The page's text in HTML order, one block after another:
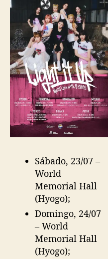
Sábado, 23/07 –
World
Memorial Hall
(Hyogo);
Domingo, 24/07
– World
Memorial Hall
(Hyogo);